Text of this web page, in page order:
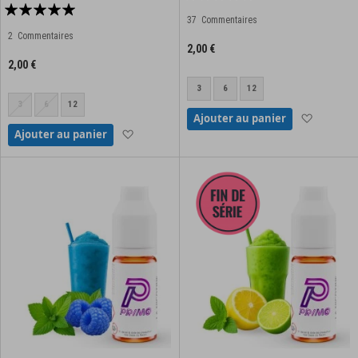
Notation:
2 Commentaires
2,00 €
3 6 12
Ajouter au panier Ajouter à la liste d'achats
37 Commentaires
2,00 €
3 6 12
Ajouter au panier